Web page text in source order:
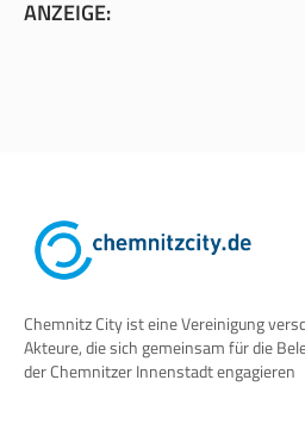
ANZEIGE:
Chemnitz City ist eine Vereinigung
Akteure, die sich gemeinsam für die
der Chemnitzer Innenstadt engagieren